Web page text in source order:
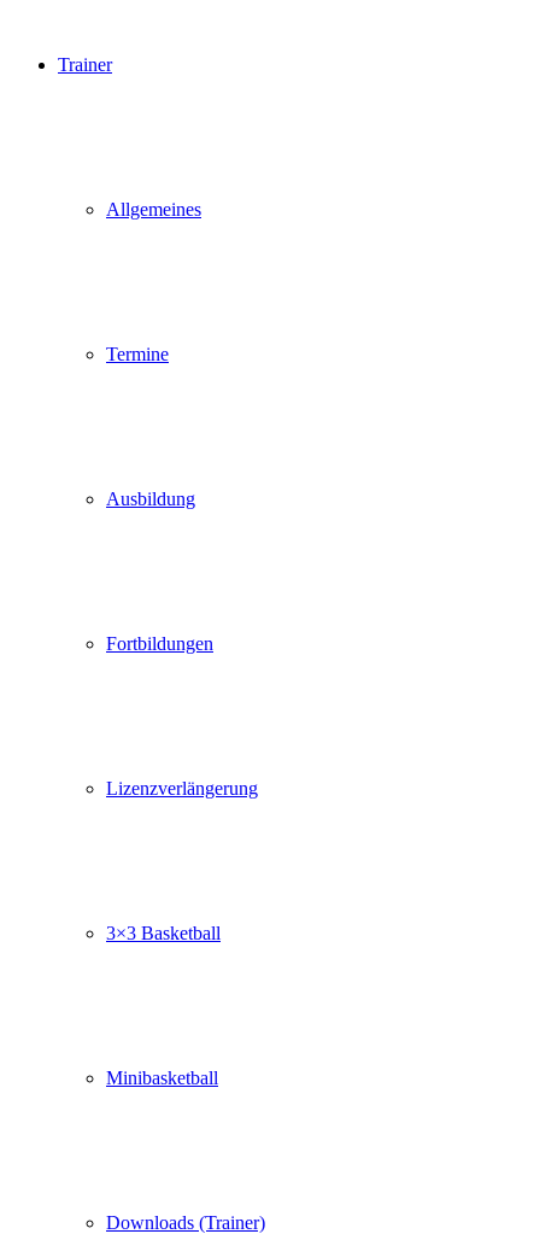
Trainer
Allgemeines
Termine
Ausbildung
Fortbildungen
Lizenzverlängerung
3×3 Basketball
Minibasketball
Downloads (Trainer)